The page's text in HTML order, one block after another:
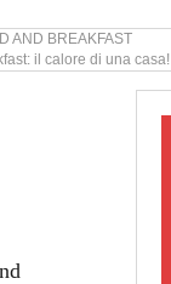
AND BREAKFAST
il calore di una casa!